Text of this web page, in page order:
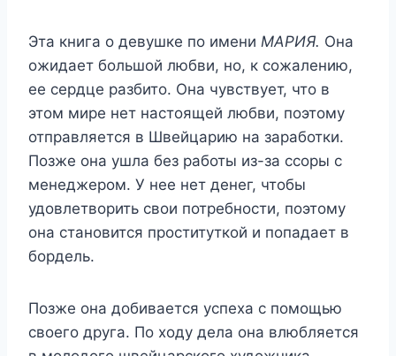
Эта книга о девушке по имени МАРИЯ. Она
ожидает большой любви, но, к сожалению,
ее сердце разбито. Она чувствует, что в
этом мире нет настоящей любви, поэтому
отправляется в Швейцарию на заработки.
Позже она ушла без работы из-за ссоры с
менеджером. У нее нет денег, чтобы
удовлетворить свои потребности, поэтому
она становится проституткой и попадает в
бордель.
Позже она добивается успеха с помощью
своего друга. По ходу дела она влюбляется